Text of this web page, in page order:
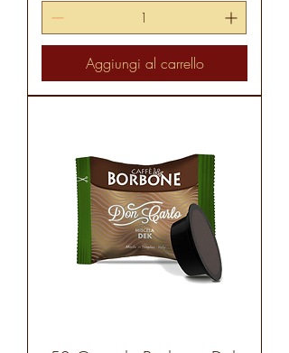
Aggiungi al carrello